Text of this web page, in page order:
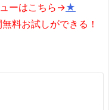
ーはこちら→★
料お試しができる！